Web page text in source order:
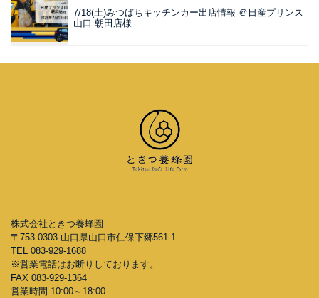
7/18(土)みつばちキッチンカー出店情報 ＠日産プリンス
山口 朝田店様
株式会社ときつ養蜂園
〒753-0303 山口県山口市仁保下郷561-1
TEL 083-929-1688
※営業電話はお断りしております。
FAX 083-929-1364
営業時間 10:00～18:00